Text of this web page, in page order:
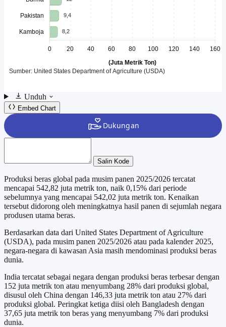
Unduh
Embed Chart
Salin Kode
Produksi beras global pada musim panen 2025/2026 tercatat
mencapai 542,82 juta metrik ton, naik 0,15% dari periode
sebelumnya yang mencapai 542,02 juta metrik ton. Kenaikan
tersebut didorong oleh meningkatnya hasil panen di sejumlah negara
produsen utama beras.
Berdasarkan data dari United States Department of Agriculture
(USDA), pada musim panen 2025/2026 atau pada kalender 2025,
negara-negara di kawasan Asia masih mendominasi produksi beras
dunia.
India tercatat sebagai negara dengan produksi beras terbesar dengan
152 juta metrik ton atau menyumbang 28% dari produksi global,
disusul oleh China dengan 146,33 juta metrik ton atau 27% dari
produksi global. Peringkat ketiga diisi oleh Bangladesh dengan
37,65 juta metrik ton beras yang menyumbang 7% dari produksi
dunia.